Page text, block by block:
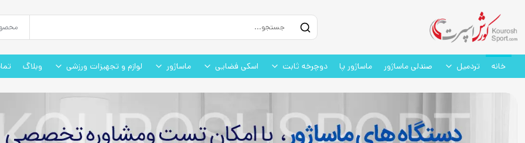
خانه تردمیل صندلی ماساژور ماساژور پا دوچرخه ثابت اسکی فضایی ماساژور لوازم و تجهیزات ورزشی وبلاگ